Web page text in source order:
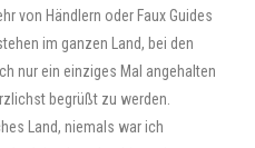
von Händlern oder Faux Guides
im ganzen Land, bei den
nur ein einziges Mal angehalten
begrüßt zu werden.
Land, niemals war ich